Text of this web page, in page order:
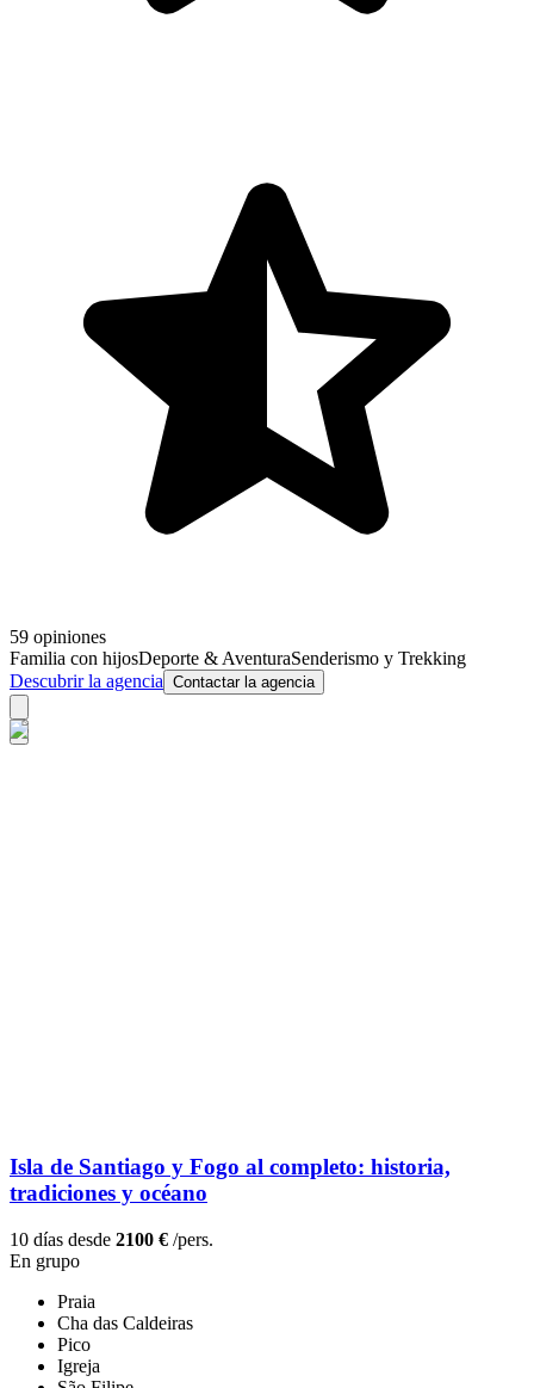
59 opiniones
Familia con hijosDeporte & AventuraSenderismo y Trekking
Descubrir la agencia Contactar la agencia
Isla de Santiago y Fogo al completo: historia,
tradiciones y océano
10 días desde 2100 € /pers.
En grupo
Praia
Cha das Caldeiras
Pico
Igreja